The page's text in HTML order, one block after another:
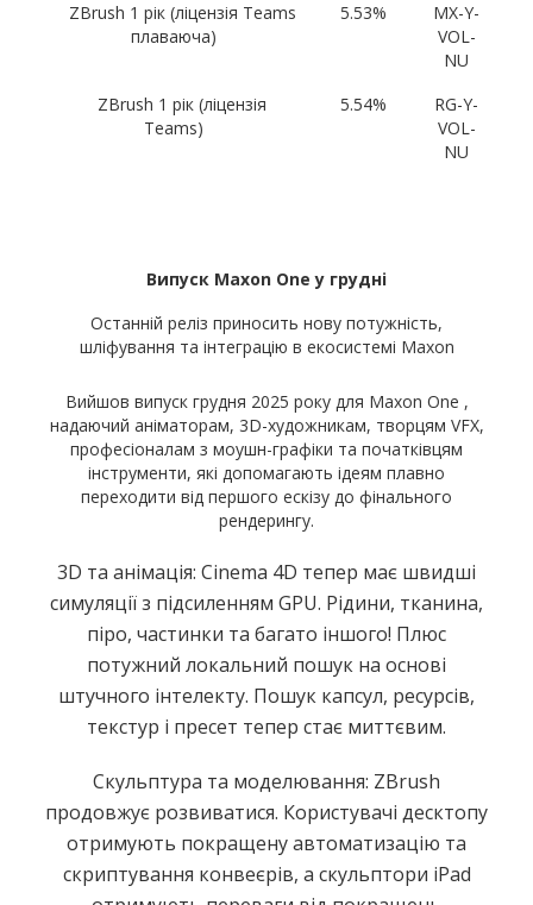
ZBrush 1 рік (ліцензія Teams
плаваюча)
5.53%
MX-Y-
VOL-
NU
ZBrush 1 рік (ліцензія
Teams)
5.54%
RG-Y-
VOL-
NU
Випуск Maxon One у грудні
Останній реліз приносить нову потужність,
шліфування та інтеграцію в екосистемі Maxon
Вийшов випуск грудня 2025 року для Maxon One ,
надаючий аніматорам, 3D-художникам, творцям VFX,
професіоналам з моушн-графіки та початківцям
інструменти, які допомагають ідеям плавно
переходити від першого ескізу до фінального
рендерингу.
3D та анімація: Cinema 4D тепер має швидші
симуляції з підсиленням GPU. Рідини, тканина,
піро, частинки та багато іншого! Плюс
потужний локальний пошук на основі
штучного інтелекту. Пошук капсул, ресурсів,
текстур і пресет тепер стає миттєвим.
Скульптура та моделювання: ZBrush
продовжує розвиватися. Користувачі десктопу
отримують покращену автоматизацію та
скриптування конвеєрів, а скульптори iPad